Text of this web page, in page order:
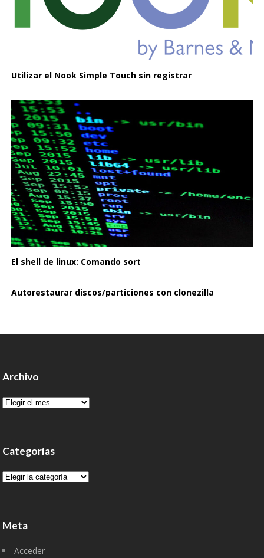
Utilizar el Nook Simple Touch sin registrar
El shell de linux: Comando sort
Autorestaurar discos/particiones con clonezilla
Archivo
Archivo
Categorías
Categorías
Meta
Acceder